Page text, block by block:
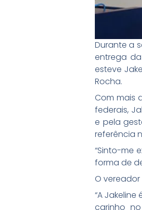
Durante a
entrega
esteve
Rocha.
Com mais
federais,
e pela
referência
“Sinto-me
forma de
O
“A
carinho